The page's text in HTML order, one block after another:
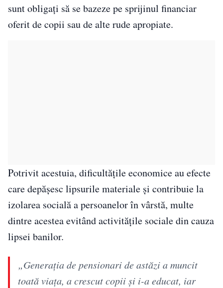
sunt obligați să se bazeze pe sprijinul financiar
oferit de copii sau de alte rude apropiate.
Potrivit acestuia, dificultățile economice au efecte
care depășesc lipsurile materiale și contribuie la
izolarea socială a persoanelor în vârstă, multe
dintre acestea evitând activitățile sociale din cauza
lipsei banilor.
„Generația de pensionari de astăzi a muncit
toată viața, a crescut copii și i-a educat, iar